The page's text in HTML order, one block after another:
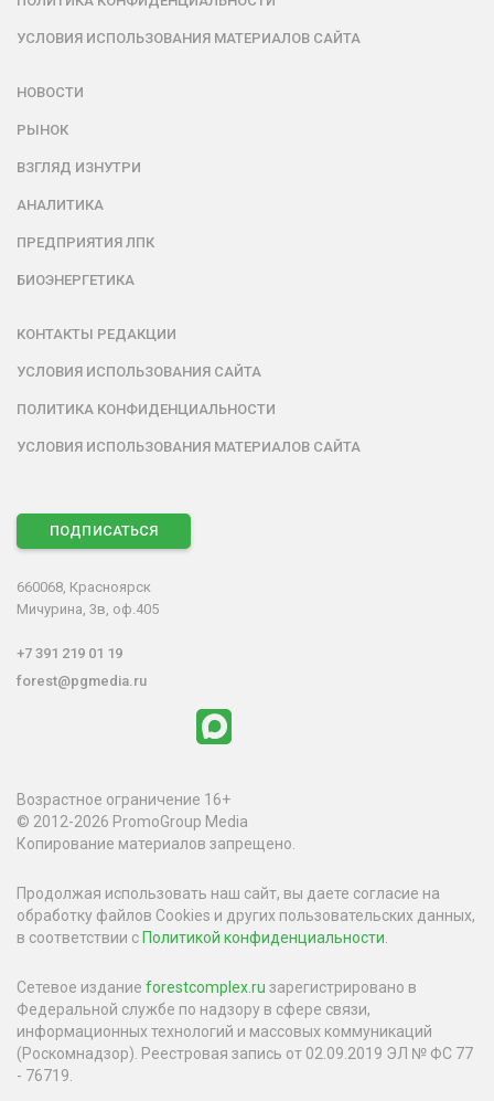
УСЛОВИЯ ИСПОЛЬЗОВАНИЯ МАТЕРИАЛОВ САЙТА
НОВОСТИ
РЫНОК
ВЗГЛЯД ИЗНУТРИ
АНАЛИТИКА
ПРЕДПРИЯТИЯ ЛПК
БИОЭНЕРГЕТИКА
КОНТАКТЫ РЕДАКЦИИ
УСЛОВИЯ ИСПОЛЬЗОВАНИЯ САЙТА
ПОЛИТИКА КОНФИДЕНЦИАЛЬНОСТИ
УСЛОВИЯ ИСПОЛЬЗОВАНИЯ МАТЕРИАЛОВ САЙТА
ПОДПИСАТЬСЯ
660068, Красноярск
Мичурина, 3в, оф.405
+7 391 219 01 19
forest@pgmedia.ru
Возрастное ограничение 16+
© 2012-2026 PromoGroup Media
Копирование материалов запрещено.
Продолжая использовать наш сайт, вы даете согласие на
обработку файлов Cookies и других пользовательских данных,
в соответствии сПолитикой конфиденциальности
Сетевое издание forestcomplex.ru зарегистрировано в
Федеральной службе по надзору в сфере связи,
информационных технологий и массовых коммуникаций
(Роскомнадзор). Реестровая запись от 02.09.2019 ЭЛ № ФС 77
- 76719.